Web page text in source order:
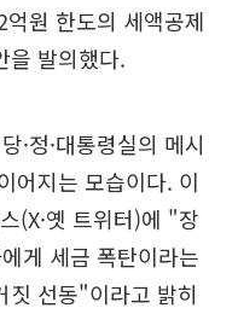
원 한도의 세액공제
을 발의했다.
·정·대통령실의 메시
어지는 모습이다. 이
(X·옛 트위터)에 "장
게 세금 폭탄이라는
짓 선동"이라고 밝히